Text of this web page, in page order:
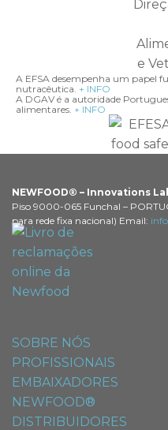
A EFSA desempenha um papel
nutracêutica. + INFO
A DGAV é a autoridade
alimentares. + INFO
NEWFOOD® – Innovations
Piso 9000-065 Funchal –
para rede fixa nacional) Email:
SOBRE NÓS
PROFISSIONAIS
EMBAIXADORES
NEWFOOD®
DISTRIBUIDORES